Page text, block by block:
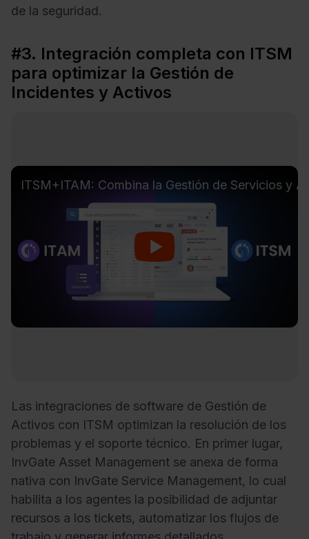
de la seguridad.
#3. Integración completa con ITSM
para optimizar la Gestión de
Incidentes y Activos
ITSM+ITAM: Combina la Gestión de Servicios y
Las integraciones de software de Gestión de
Activos con ITSM optimizan la resolución de los
problemas y el soporte técnico. En primer lugar,
InvGate Asset Management se anexa de forma
nativa con InvGate Service Management, lo cual
habilita a los agentes la posibilidad de adjuntar
recursos a los tickets, automatizar los flujos de